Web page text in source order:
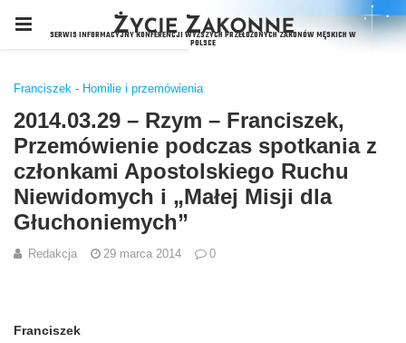
Franciszek - Homilie i przemówienia
2014.03.29 – Rzym – Franciszek,
Przemówienie podczas spotkania z
członkami Apostolskiego Ruchu
Niewidomych i „Małej Misji dla
Głuchoniemych”
Redakcja 29 marca 2014 0
Franciszek